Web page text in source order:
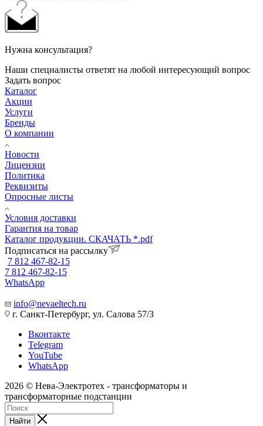
Нужна консультация?
Наши специалисты ответят на любой интересующий вопрос
Задать вопрос
Каталог
Акции
Услуги
Бренды
О компании
Новости
Лицензии
Политика
Реквизиты
Опросные листы
Условия доставки
Гарантия на товар
Каталог продукции. СКАЧАТЬ *.pdf
Подписаться на рассылку
7 812 467-82-15
7 812 467-82-15
WhatsApp
info@nevaeltech.ru
г. Санкт-Петербург, ул. Салова 57/3
Вконтакте
Telegram
YouTube
WhatsApp
2026 © Нева-Электротех - трансформаторы и
трансформаторные подстанции
Найти